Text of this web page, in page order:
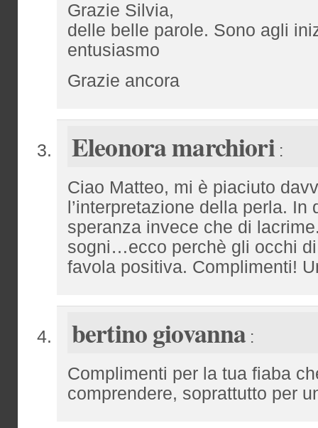
Grazie Silvia,
delle belle parole. Sono agli
entusiasmo
Grazie ancora
Eleonora marchiori :
Ciao Matteo, mi è piaciuto
l’interpretazione della perla.
speranza invece che di
sogni…ecco perchè gli occhi
favola positiva. Complimenti!
bertino giovanna :
Complimenti per la tua fiaba
comprendere, soprattutto per